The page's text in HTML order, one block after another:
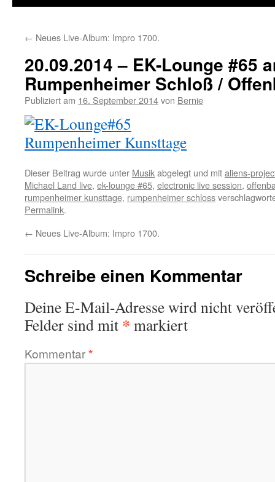
← Neues Live-Album: Impro 1700.
20.09.2014 – EK-Lounge #65
Rumpenheimer Schloß /
Publiziert am 16. September 2014von Bernie
Dieser Beitrag wurde unter Musikabgelegt und mitaliens-
Michael Land live, ek-lounge #65, electronic live session,
rumpenheimer kunsttage, rumpenheimer schloss
Permalink.
← Neues Live-Album: Impro 1700.
Schreibe einen Kommentar
Deine E-Mail-Adresse wird nicht
Felder sind mit * markiert
Kommentar*